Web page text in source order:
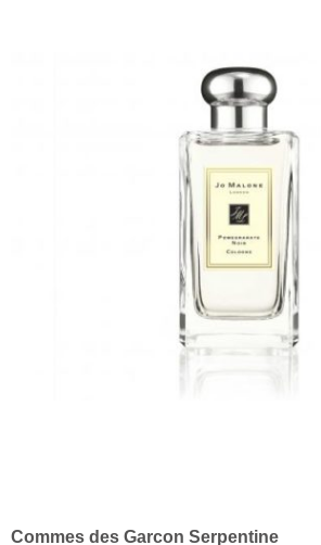
Commes des Garcon Serpentine